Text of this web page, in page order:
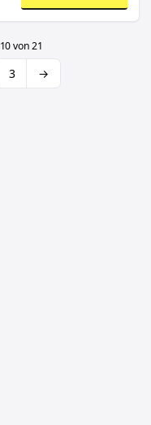
10von21
3 →